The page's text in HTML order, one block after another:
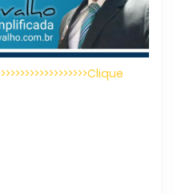
>>>>>>>>>>>>>>>>>>Clique